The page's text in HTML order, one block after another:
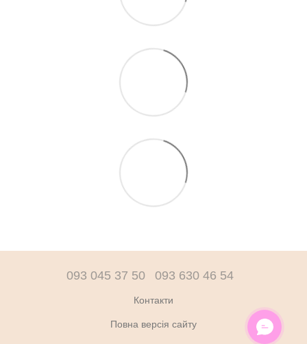
093 045 37 50 093 630 46 54
Контакти
Повна версія сайту